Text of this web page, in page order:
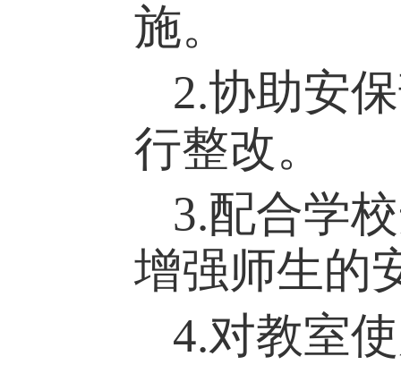
施。
2.协助安
行整改。
3.配合学
增强师生的
4.对教室